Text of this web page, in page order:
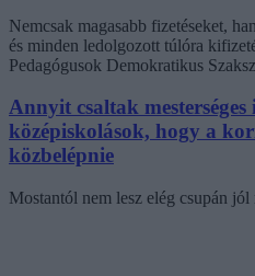
Nemcsak magasabb fizetéseket,
és minden ledolgozott túlóra
Pedagógusok Demokratikus
Annyit csaltak
középiskolások, hogy a
közbelépnie
Mostantól nem lesz elég csupán